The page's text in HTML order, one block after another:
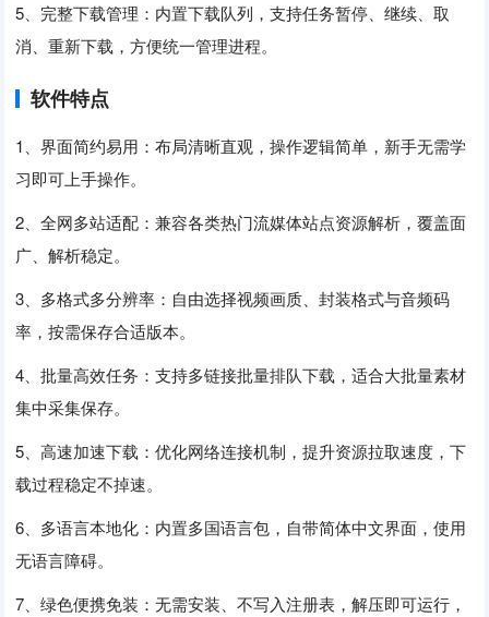
5、完整下载管理：内置下载队列，支持任务暂停、继续、取
消、重新下载，方便统一管理进程。
软件特点
1、界面简约易用：布局清晰直观，操作逻辑简单，新手无需学
习即可上手操作。
2、全网多站适配：兼容各类热门流媒体站点资源解析，覆盖面
广、解析稳定。
3、多格式多分辨率：自由选择视频画质、封装格式与音频码
率，按需保存合适版本。
4、批量高效任务：支持多链接批量排队下载，适合大批量素材
集中采集保存。
5、高速加速下载：优化网络连接机制，提升资源拉取速度，下
载过程稳定不掉速。
6、多语言本地化：内置多国语言包，自带简体中文界面，使用
无语言障碍。
7、绿色便携免装：无需安装、不写入注册表，解压即可运行，